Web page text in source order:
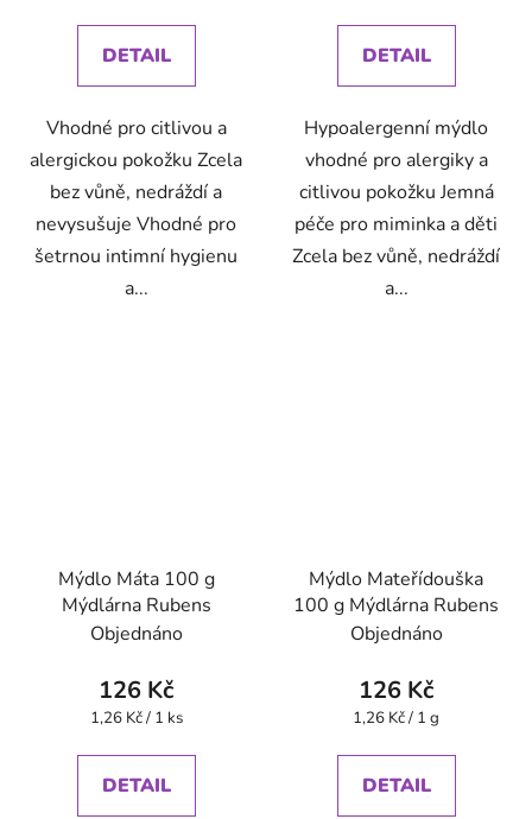
DETAIL
Vhodné pro citlivou a
alergickou pokožku Zcela
bez vůně, nedráždí a
nevysušuje Vhodné pro
šetrnou intimní hygienu
a...
DETAIL
Hypoalergenní mýdlo
vhodné pro alergiky a
citlivou pokožku Jemná
péče pro miminka a děti
Zcela bez vůně, nedráždí
a...
Mýdlo Máta 100 g
Mýdlárna Rubens
Objednáno
126 Kč
Měrná
1,26 Kč / 1 ks
DETAIL
Mýdlo Mateřídouška
100 g Mýdlárna Rubens
Objednáno
126 Kč
Měrná
1,26 Kč / 1 g
DETAIL